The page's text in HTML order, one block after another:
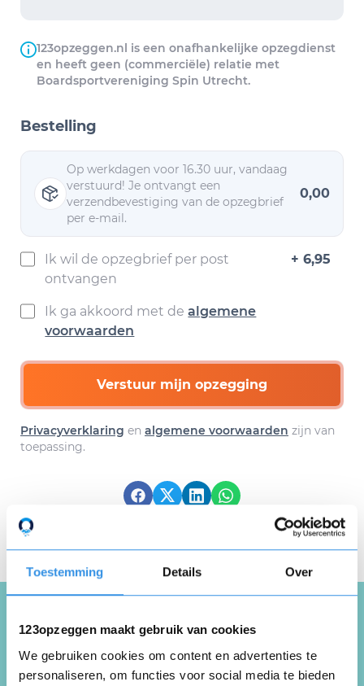
Toestemming Details Over
123opzeggen maakt gebruik van cookies
We gebruiken cookies om content en advertenties te
personaliseren, om functies voor social media te bieden
123opzeggen.nl is een onafhankelijke opzegdienst
en heeft geen (commerciële) relatie met
Boardsportvereniging Spin Utrecht.
Bestelling
Op werkdagen voor 16.30 uur, vandaag
verstuurd! Je ontvangt een
verzendbevestiging van de opzegbrief
per e-mail.
0,00
Ik wil de opzegbrief per post
ontvangen
+ 6,95
Ik ga akkoord met dealgemene
voorwaarden
Verstuur mijn opzegging
Privacyverklaring en algemene voorwaarden zijn van
toepassing.
Schrijf een review over
Boardsportvereniging Spin